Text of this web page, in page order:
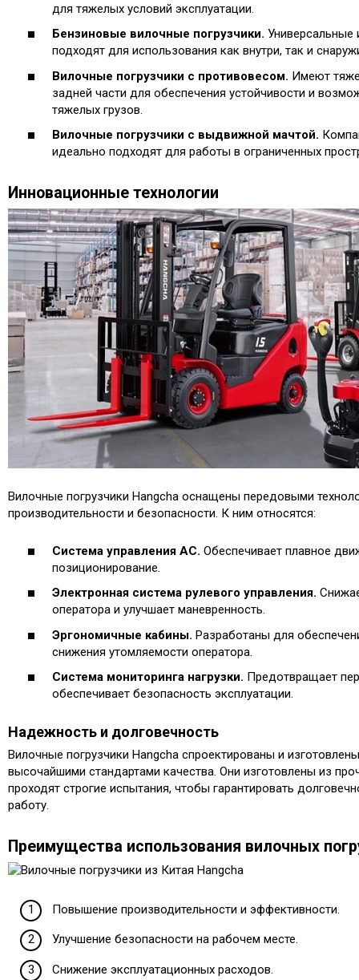
для тяжелых условий эксплуатации.
Бензиновые вилочные погрузчики. Универсальные
подходят для использования как внутри, так и
Вилочные погрузчики с противовесом. Имеют
задней части для обеспечения устойчивости и
тяжелых грузов.
Вилочные погрузчики с выдвижной мачтой.
идеально подходят для работы в ограниченных
Инновационные технологии
Вилочные погрузчики Hangcha оснащены передовыми
производительности и безопасности. К ним относятся:
Система управления AC. Обеспечивает плавное
позиционирование.
Электронная система рулевого управления.
оператора и улучшает маневренность.
Эргономичные кабины. Разработаны для
снижения утомляемости оператора.
Система мониторинга нагрузки. Предотвращает
обеспечивает безопасность эксплуатации.
Надежность и долговечность
Вилочные погрузчики Hangcha спроектированы и
высочайшими стандартами качества. Они изготовлены из
проходят строгие испытания, чтобы гарантировать
работу.
Преимущества использования вилочных
Повышение производительности и эффективности.
Улучшение безопасности на рабочем месте.
Снижение эксплуатационных расходов.